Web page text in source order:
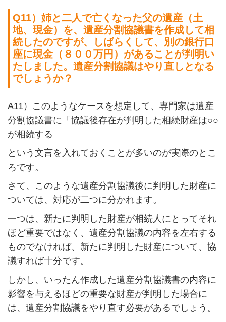
Q11）姉と二人で亡くなった父の遺産（土
地、現金）を、遺産分割協議書を作成して相
続したのですが、しばらくして、別の銀行口
座に現金（８００万円）があることが判明い
たしました。遺産分割協議はやり直しとなる
でしょうか？
A11）このようなケースを想定して、専門家は遺産
分割協議書に「協議後存在が判明した相続財産は○○
が相続する
という文言を入れておくことが多いのが実際のとこ
ろです。
さて、このような遺産分割協議後に判明した財産に
ついては、対応が二つに分かれます。
一つは、新たに判明した財産が相続人にとってそれ
ほど重要ではなく、遺産分割協議の内容を左右する
ものでなければ、新たに判明した財産について、協
議すれば十分です。
しかし、いったん作成した遺産分割協議書の内容に
影響を与えるほどの重要な財産が判明した場合に
は、遺産分割協議をやり直す必要があるでしょう。